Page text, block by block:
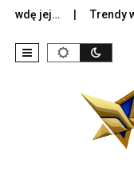
jej… Trendy w